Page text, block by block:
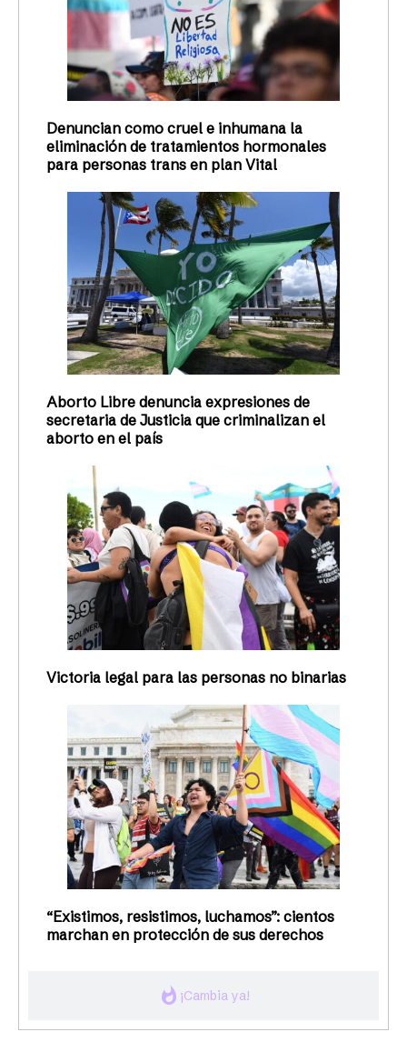
whatshot ¡Cambia ya!
Denuncian como cruel e inhumana la
eliminación de tratamientos hormonales
para personas trans en plan Vital
Aborto Libre denuncia expresiones de
secretaria de Justicia que criminalizan el
aborto en el país
Victoria legal para las personas no binarias
“Existimos, resistimos, luchamos”: cientos
marchan en protección de sus derechos